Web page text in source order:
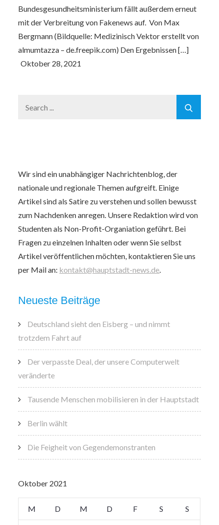
Bundesgesundheitsministerium fällt außerdem erneut
mit der Verbreitung von Fakenews auf. Von Max
Bergmann (Bildquelle: Medizinisch Vektor erstellt von
almumtazza – de.freepik.com) Den Ergebnissen […]
Wir sind ein unabhängiger Nachrichtenblog, der
nationale und regionale Themen aufgreift. Einige
Artikel sind als Satire zu verstehen und sollen bewusst
zum Nachdenken anregen. Unsere Redaktion wird von
Studenten als Non-Profit-Organiation geführt. Bei
Fragen zu einzelnen Inhalten oder wenn Sie selbst
Artikel veröffentlichen möchten, kontaktieren Sie uns
per Mail an: kontakt@hauptstadt-news.de.
Neueste Beiträge
Deutschland sieht den Eisberg – und nimmt
trotzdem Fahrt auf
Der verpasste Deal, der unsere Computerwelt
veränderte
Tausende Menschen mobilisieren in der Hauptstadt
Berlin wählt
Die Feigheit von Gegendemonstranten
Oktober 2021
M D M D F S S